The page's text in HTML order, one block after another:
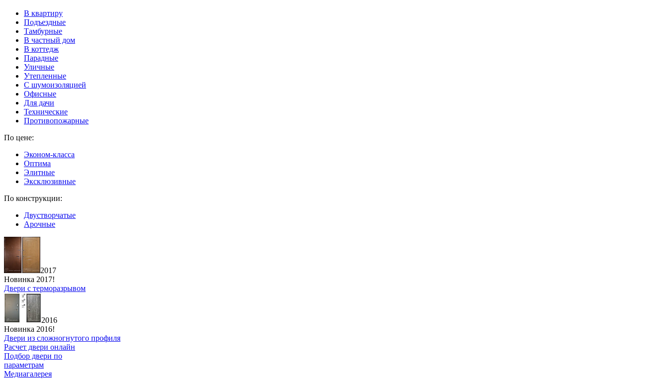
В квартиру
Подъездные
Тамбурные
В частный дом
В коттедж
Парадные
Уличные
Утепленные
C шумоизоляцией
Офисные
Для дачи
Технические
Противопожарные
По цене:
Эконом-класса
Оптима
Элитные
Эксклюзивные
По конструкции:
Двустворчатые
Арочные
2017
Новинка 2017!
Двери с терморазрывом
2016
Новинка 2016!
Двери из сложногнутого профиля
Расчет двери онлайн
Подбор двери по
параметрам
Медиагалерея